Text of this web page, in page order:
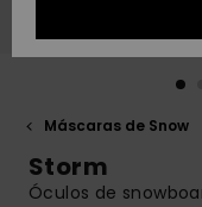
PRESENTE
DESEJO
Máscaras de Snow
Storm
Óculos de